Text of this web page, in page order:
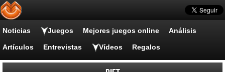
Noticias Juegos Mejores juegos online Análisis
Artículos Entrevistas Vídeos Regalos